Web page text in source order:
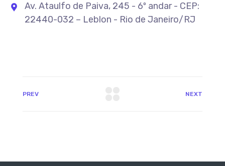
Av. Ataulfo de Paiva, 245 - 6º andar - CEP:
22440-032 – Leblon - Rio de Janeiro/RJ
PREV NEXT